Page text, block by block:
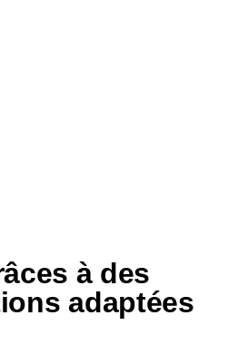
à des
adaptées